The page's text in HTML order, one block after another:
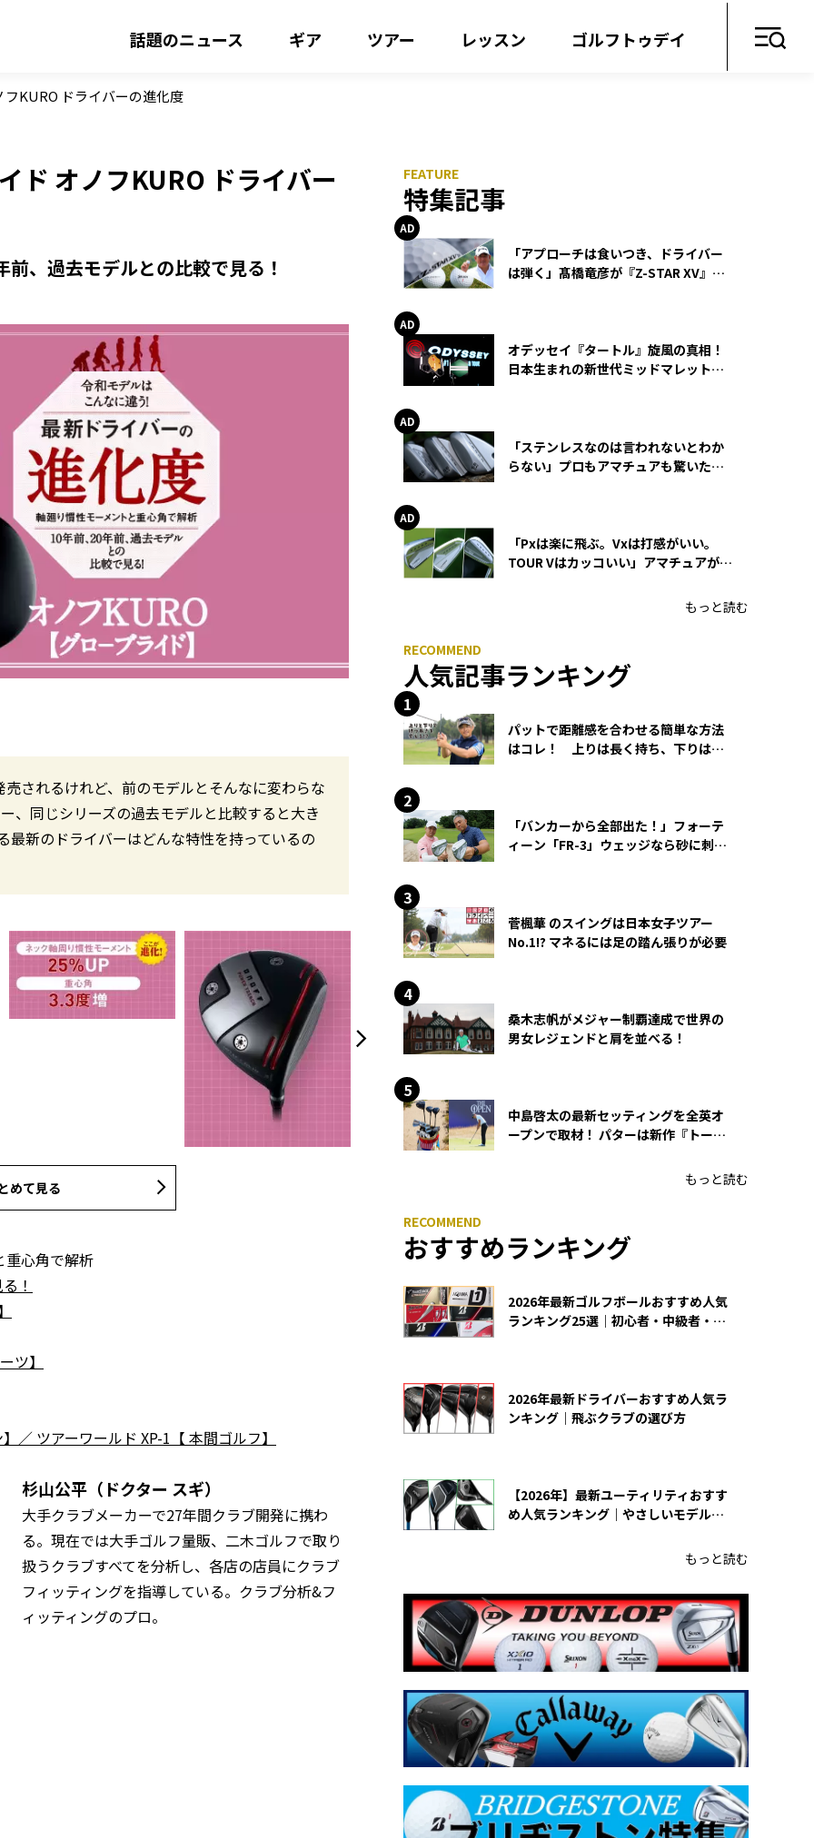
話題のニュース ギア ツアー レッスン ゴルフトゥデイ
KURO ドライバーの進化度
ド オノフKURO ドライバー
、過去モデルとの比較で見る！
されるけれど、前のモデルとそんなに変わらな
、同じシリーズの過去モデルと比較すると大き
新のドライバーはどんな特性を持っているの
めて見る
心角で解析
！
ツ】
／ ツアーワールド XP-1【 本間ゴルフ】
杉山公平（ドクター スギ）
大手クラブメーカーで27年間クラブ開発に携わ
る。現在では大手ゴルフ量販、二木ゴルフで取り
扱うクラブすべてを分析し、各店の店員にクラブ
フィッティングを指導している。クラブ分析&フ
ィッティングのプロ。
特集記事
「アプローチは食いつき、ドライバー
は弾く」髙橋竜彦が『Z-STAR XV』を
オデッセイ『タートル』旋風の真相！
日本生まれの新世代ミッドマレットが
「ステンレスなのは言われないとわか
らない」プロもアマチュアも驚いた
「Pxは楽に飛ぶ。Vxは打感がいい。
TOUR Vはカッコいい」アマチュアが選
もっと読む
人気記事ランキング
パットで距離感を合わせる簡単な方法
はコレ！ 上りは長く持ち、下りは短
「バンカーから全部出た！」フォーテ
ィーン「FR-3」ウェッジなら砂に刺さ
菅楓華 のスイングは日本女子ツアー
No.1!? マネるには足の踏ん張りが必要
桑木志帆がメジャー制覇達成で世界の
男女レジェンドと肩を並べる！
中島啓太の最新セッティングを全英オ
ープンで取材！ パターは新作『トーチ
もっと読む
おすすめランキング
2026年最新ゴルフボールおすすめ人気
ランキング25選｜初心者・中級者・上
2026年最新ドライバーおすすめ人気ラ
ンキング｜飛ぶクラブの選び方
【2026年】最新ユーティリティおすす
め人気ランキング｜やさしいモデルの
もっと読む